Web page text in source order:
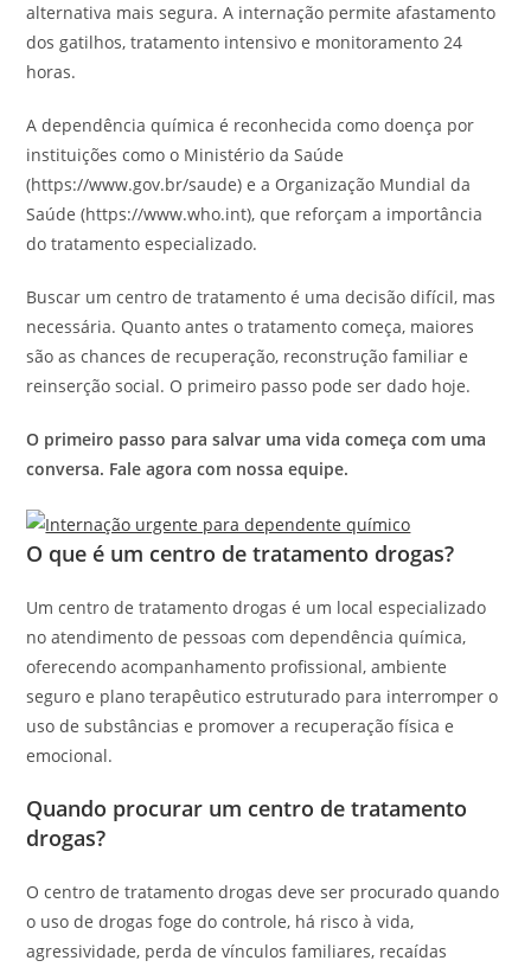
alternativa mais segura. A internação permite afastamento
dos gatilhos, tratamento intensivo e monitoramento 24
horas.
A dependência química é reconhecida como doença por
instituições como o Ministério da Saúde
(https://www.gov.br/saude) e a Organização Mundial da
Saúde (https://www.who.int), que reforçam a importância
do tratamento especializado.
Buscar um centro de tratamento é uma decisão difícil, mas
necessária. Quanto antes o tratamento começa, maiores
são as chances de recuperação, reconstrução familiar e
reinserção social. O primeiro passo pode ser dado hoje.
O primeiro passo para salvar uma vida começa com uma
conversa. Fale agora com nossa equipe.
O que é um centro de tratamento drogas?
Um centro de tratamento drogas é um local especializado
no atendimento de pessoas com dependência química,
oferecendo acompanhamento profissional, ambiente
seguro e plano terapêutico estruturado para interromper o
uso de substâncias e promover a recuperação física e
emocional.
Quando procurar um centro de tratamento
drogas?
O centro de tratamento drogas deve ser procurado quando
o uso de drogas foge do controle, há risco à vida,
agressividade, perda de vínculos familiares, recaídas